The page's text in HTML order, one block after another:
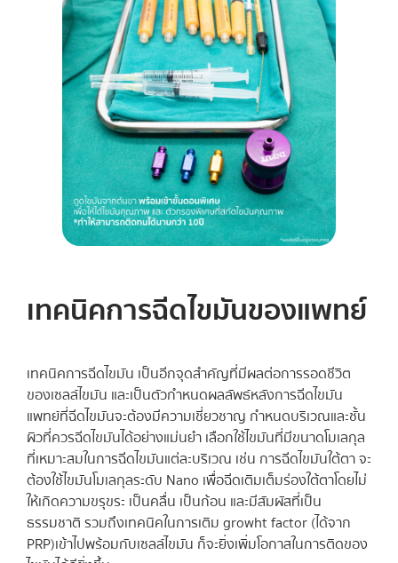
เทคนิคการฉีดไขมันของแพทย์
เทคนิคการฉีดไขมัน เป็นอีกจุดสำคัญที่มีผลต่อการรอดชีวิต
ของเซลล์ไขมัน และเป็นตัวกำหนดผลลัพธ์หลังการฉีดไขมัน
แพทย์ที่ฉีดไขมันจะต้องมีความเชี่ยวชาญ กำหนดบริเวณและชั้น
ผิวที่ควรฉีดไขมันได้อย่างแม่นยำ เลือกใช้ไขมันที่มีขนาดโมเลกุล
ที่เหมาะสมในการฉีดไขมันแต่ละบริเวณ เช่น การฉีดไขมันใต้ตา จะ
ต้องใช้ไขมันโมเลกุลระดับ Nano เพื่อฉีดเติมเต็มร่องใต้ตาโดยไม่
ให้เกิดความขรุขระ เป็นคลื่น เป็นก้อน และมีสัมผัสที่เป็น
ธรรมชาติ รวมถึงเทคนิคในการเติม growht factor (ได้จาก
PRP) เข้าไปพร้อมกับเซลล์ไขมัน ก็จะยิ่งเพิ่มโอกาสในการติดของ